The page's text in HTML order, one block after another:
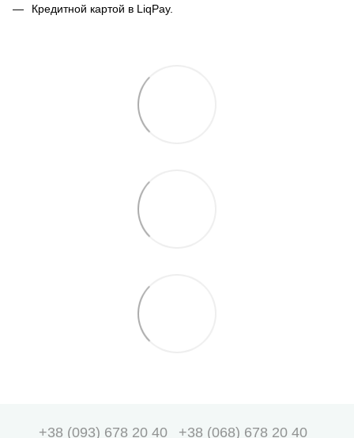
Кредитной картой в LiqPay.
+38 (093) 678 20 40 +38 (068) 678 20 40